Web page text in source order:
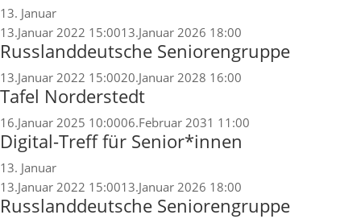
13. Januar
13.Januar 2022 15:0013.Januar 2026 18:00
Russlanddeutsche Seniorengruppe
13.Januar 2022 15:0020.Januar 2028 16:00
Tafel Norderstedt
16.Januar 2025 10:0006.Februar 2031 11:00
Digital-Treff für Senior*innen
13. Januar
13.Januar 2022 15:0013.Januar 2026 18:00
Russlanddeutsche Seniorengruppe